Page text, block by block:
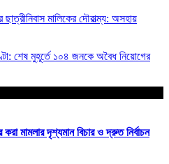
মালিকের দৌরাত্ম্য: অসহায়
শেষ মুহূর্তে ১০৪ জনকে অবৈধ নিয়োগের
মামলার দৃশ্যমান বিচার ও দ্রুত নির্বাচন